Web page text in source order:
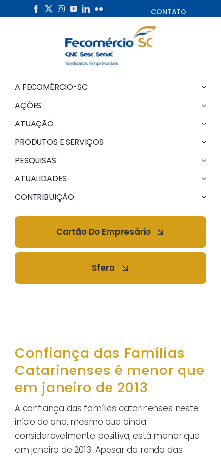
to
CONTATO
A FECOMÉRCIO-SC
AÇÕES
ATUAÇÃO
PRODUTOS E SERVIÇOS
PESQUISAS
ATUALIDADES
CONTRIBUIÇÃO
Cartão Do Empresário
Sfera
Confiança das Famílias
Catarinenses é menor que
em janeiro de 2013
A confiança das famílias catarinenses neste
início de ano, mesmo que ainda
consideravelmente positiva, está menor que
em janeiro de 2013. Apesar da renda das